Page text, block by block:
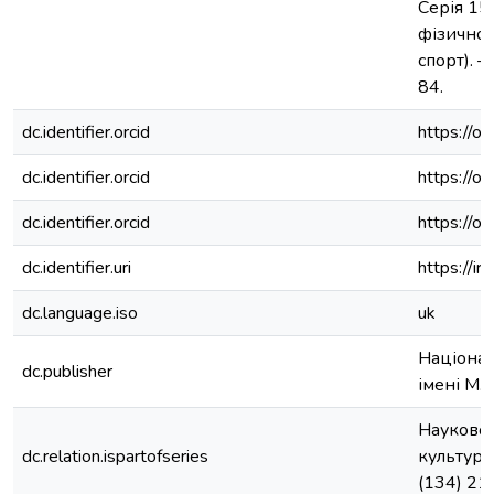
Серія
спорт).
84.
dc.identifier.orcid
https://
dc.identifier.orcid
https://
dc.identifier.orcid
https://
dc.identifier.uri
https://
dc.language.iso
uk
dc.publisher
імені
dc.relation.ispartofseries
(134) 21.